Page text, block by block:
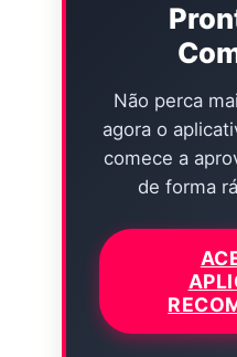
Não perca
agora o
comece a
de forma